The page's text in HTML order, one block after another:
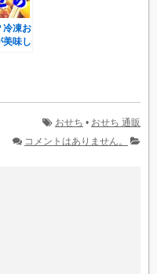
冷凍お
美味し
おせち • おせち 通販
コメントはありません。